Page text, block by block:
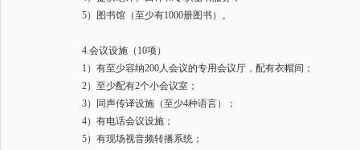
5）图书馆（至少有1000册图书）。
4.会议设施（ 10项）
1 ）有至少容纳200人会议的专用会议厅，配有衣帽间；
2）至少配有2个小会议室；
3）同声传译设施（至少4种语言）；
4）有电话会议设施；
5）有现场视音频转播系统；